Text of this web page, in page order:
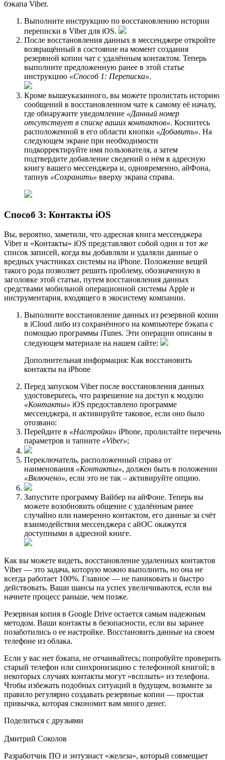
бэкапа Viber.
Выполните инструкцию по восстановлению истории
переписки в Viber для iOS.
После восстановления данных в мессенджере откройте
возвращённый в состояние на момент создания
резервной копии чат с удалённым контактом. Теперь
выполните предложенную ранее в этой статье
инструкцию «Способ 1: Переписка».
Кроме вышеуказанного, вы можете пролистать историю
сообщений в восстановленном чате к самому её началу,
где обнаружите уведомление «Данный номер
отсутствует в списке ваших контактов». Коснитесь
расположенной в его области кнопки «Добавить». На
следующем экране при необходимости
подкорректируйте имя пользователя, а затем
подтвердите добавление сведений о нём в адресную
книгу вашего мессенджера и, одновременно, айФона,
тапнув «Сохранить» вверху экрана справа.
Способ 3: Контакты iOS
Вы, вероятно, заметили, что адресная книга мессенджера
Viber и «Контакты» iOS представляют собой один и тот же
список записей, когда вы добавляли и удаляли данные о
вредных участниках системы на iPhone. Положение вещей
такого рода позволяет решить проблему, обозначенную в
заголовке этой статьи, путем восстановления данных
средствами мобильной операционной системы Apple и
инструментария, входящего в экосистему компании.
Выполните восстановление данных из резервной копии
в iCloud либо из сохранённого на компьютере бэкапа с
помощью программы iTunes. Эти операции описаны в
следующем материале на нашем сайте:
Дополнительная информация: Как восстановить
контакты на iPhone
Перед запуском Viber после восстановления данных
удостоверьтесь, что разрешение на доступ к модулю
«Контакты» iOS предоставлено программе
мессенджера, и активируйте таковое, если оно было
отозвано:
Перейдите в «Настройки» iPhone, пролистайте перечень
параметров и тапните «Viber»;
Переключатель, расположенный справа от
наименования «Контакты», должен быть в положении
«Включено», если это не так – активируйте опцию.
Запустите программу Вайбер на айФоне. Теперь вы
можете возобновить общение с удалённым ранее
случайно или намеренно контактом, его данные за счёт
взаимодействия мессенджера с айОС окажутся
доступными в адресной книге.
Как вы можете видеть, восстановление удаленных контактов
Viber — это задача, которую можно выполнить, но она не
всегда работает 100%. Главное — не паниковать и быстро
действовать. Ваши шансы на успех увеличиваются, если вы
начнете процесс раньше, чем позже.
Резервная копия в Google Drive остается самым надежным
методом. Ваши контакты в безопасности, если вы заранее
позаботились о ее настройке. Восстановить данные на своем
телефоне из облака.
Если у вас нет бэкапа, не отчаивайтесь; попробуйте проверить
старый телефон или синхронизацию с телефонной книгой; в
некоторых случаях контакты могут «всплыть» из телефона.
Чтобы избежать подобных ситуаций в будущем, возьмите за
правило регулярно создавать резервные копии — простая
привычка, которая сэкономит вам много денег.
Поделиться с друзьями
Дмитрий Соколов
Разработчик ПО и энтузиаст «железа», который совмещает